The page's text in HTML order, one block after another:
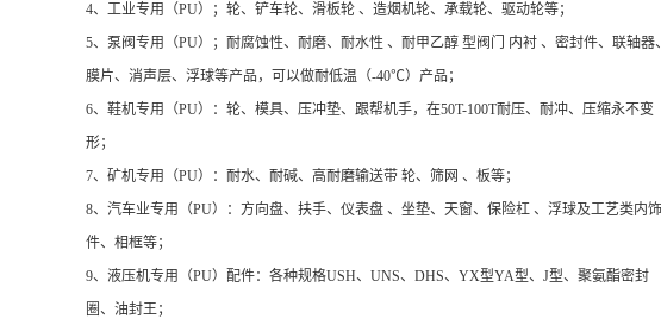
4、工业专用（PU）；轮、铲车轮、滑板轮 、造烟机轮、承载轮、驱动轮等；
5、泵阀专用（PU）；耐腐蚀性、耐磨、耐水性 、耐甲乙醇 型阀门 内衬 、密封件、联轴器、
膜片、消声层、浮球等产品，可以做耐低温（-40℃）产品；
6、鞋机专用（PU）：轮、模具、压冲垫、跟帮机手，在50T-100T耐压、耐冲、压缩永不变
形；
7、矿机专用（PU）：耐水、耐碱、高耐磨输送带 轮、筛网 、板等；
8、汽车业专用（PU）：方向盘、扶手、仪表盘 、坐垫、天窗、保险杠 、浮球及工艺类内饰
件、相框等；
9、液压机专用（PU）配件：各种规格USH、UNS、DHS、YX型YA型、J型、聚氨酯密封
圈、油封王；